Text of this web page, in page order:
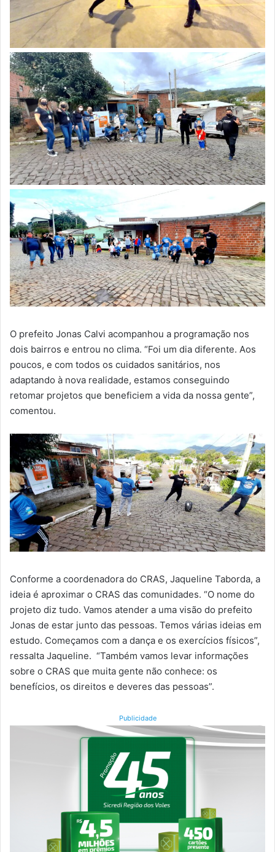
O prefeito Jonas Calvi acompanhou a programação nos
dois bairros e entrou no clima. “Foi um dia diferente. Aos
poucos, e com todos os cuidados sanitários, nos
adaptando à nova realidade, estamos conseguindo
retomar projetos que beneficiem a vida da nossa gente”,
comentou.
Conforme a coordenadora do CRAS, Jaqueline Taborda, a
ideia é aproximar o CRAS das comunidades. “O nome do
projeto diz tudo. Vamos atender a uma visão do prefeito
Jonas de estar junto das pessoas. Temos várias ideias em
estudo. Começamos com a dança e os exercícios físicos”,
ressalta Jaqueline. “Também vamos levar informações
sobre o CRAS que muita gente não conhece: os
benefícios, os direitos e deveres das pessoas”.
Publicidade